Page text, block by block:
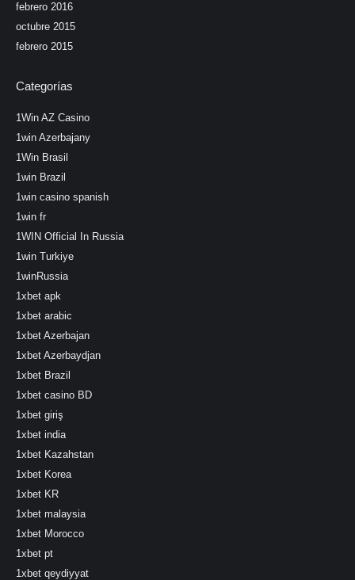
febrero 2016
octubre 2015
febrero 2015
Categorías
1Win AZ Casino
1win Azerbajany
1Win Brasil
1win Brazil
1win casino spanish
1win fr
1WIN Official In Russia
1win Turkiye
1winRussia
1xbet apk
1xbet arabic
1xbet Azerbajan
1xbet Azerbaydjan
1xbet Brazil
1xbet casino BD
1xbet giriş
1xbet india
1xbet Kazahstan
1xbet Korea
1xbet KR
1xbet malaysia
1xbet Morocco
1xbet pt
1xbet qeydiyyat